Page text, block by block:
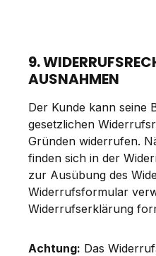
9.
AUSNAHMEN
Der Kunde kann seine
gesetzlichen
Gründen widerrufen.
finden sich in der
zur Ausübung des
Widerrufsformular
Widerrufserklärung
Achtung: Das